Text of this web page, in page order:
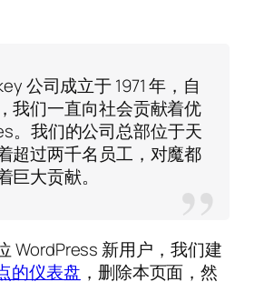
公司成立于 1971 年，自
我们一直向社会贡献着优
。我们的公司总部位于天
超过两千名员工，对魔都
巨大贡献。
WordPress 新用户，我们建
的仪表盘 ，删除本页面，然